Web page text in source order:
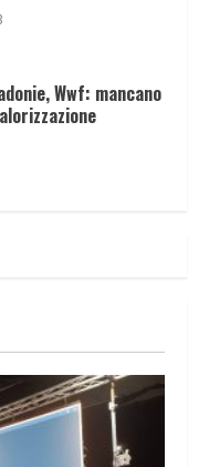
Wwf: mancano